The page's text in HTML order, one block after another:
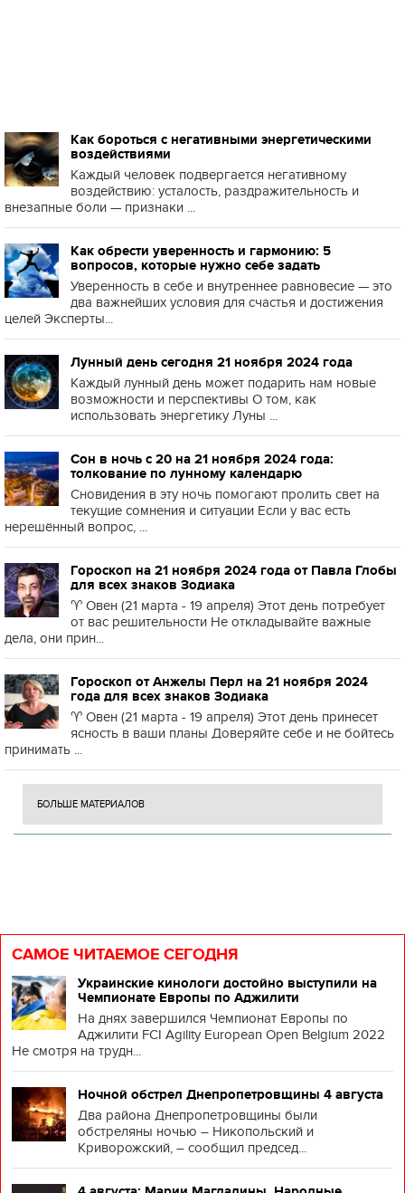
Как бороться с негативными энергетическими
воздействиями
Каждый человек подвергается негативному
воздействию: усталость, раздражительность и
внезапные боли — признаки ...
Как обрести уверенность и гармонию: 5
вопросов, которые нужно себе задать
Уверенность в себе и внутреннее равновесие — это
два важнейших условия для счастья и достижения
целей Эксперты...
Лунный день сегодня 21 ноября 2024 года
Каждый лунный день может подарить нам новые
возможности и перспективы О том, как
использовать энергетику Луны ...
Сон в ночь с 20 на 21 ноября 2024 года:
толкование по лунному календарю
Сновидения в эту ночь помогают пролить свет на
текущие сомнения и ситуации Если у вас есть
нерешённый вопрос, ...
Гороскоп на 21 ноября 2024 года от Павла Глобы
для всех знаков Зодиака
♈️ Овен (21 марта - 19 апреля) Этот день потребует
от вас решительности Не откладывайте важные
дела, они прин...
Гороскоп от Анжелы Перл на 21 ноября 2024
года для всех знаков Зодиака
♈️ Овен (21 марта - 19 апреля) Этот день принесет
ясность в ваши планы Доверяйте себе и не бойтесь
принимать ...
БОЛЬШЕ МАТЕРИАЛОВ
САМОЕ ЧИТАЕМОЕ СЕГОДНЯ
Украинские кинологи достойно выступили на
Чемпионате Европы по Аджилити
На днях завершился Чемпионат Европы по
Аджилити FCI Agility European Open Belgium 2022
Не смотря на трудн...
Ночной обстрел Днепропетровщины 4 августа
Два района Днепропетровщины были
обстреляны ночью – Никопольский и
Криворожский, – сообщил председ...